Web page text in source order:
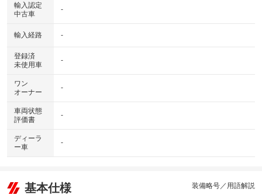
輸入認定
中古車
-
輸入経路 -
登録済
未使用車
-
ワン
オーナー
-
車両状態
評価書
-
ディーラ
ー車
-
基本仕様 装備略号／用語解説